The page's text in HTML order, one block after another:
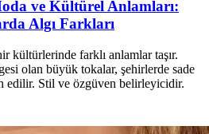
ve Kültürel Anlamları:
Algı Farkları
kültürlerinde farklı anlamlar taşır.
olan büyük tokalar, şehirlerde sade
edilir. Stil ve özgüven belirleyicidir.